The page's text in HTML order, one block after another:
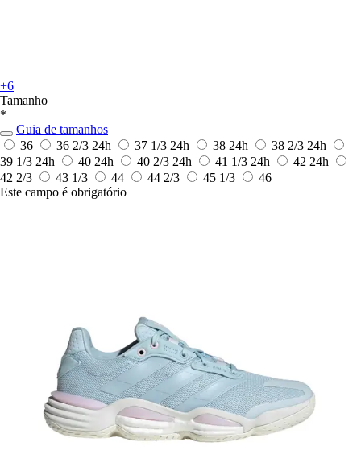
+6
Tamanho
*
Guia de tamanhos
36
36 2/3 24h 37 1/3 24h 38 24h 38 2/3 24h
39 1/3 24h 40 24h 40 2/3 24h 41 1/3 24h 42 24h
42 2/3
43 1/3 44 44 2/3 45 1/3
46
Este campo é obrigatório